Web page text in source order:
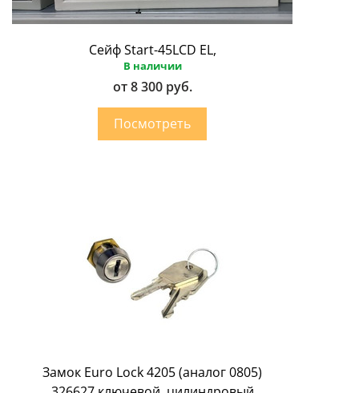
Сейф Start-45LCD EL,
В наличии
от 8 300 руб.
Замок Euro Lock 4205 (аналог 0805)